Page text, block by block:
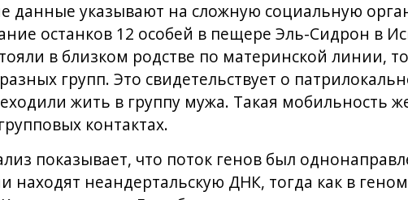
данные указывают на сложную социальную
останков 12 особей в пещере Эль-Сидрон в
в близком родстве по материнской линии,
групп. Это свидетельствует о
жить в группу мужа. Такая мобильность
контактах.
показывает, что поток генов был
находят неандертальскую ДНК, тогда как в